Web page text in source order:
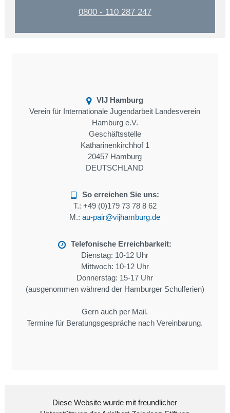
0800 - 110 287 247
VIJ Hamburg
Verein für Internationale Jugendarbeit Landesverein
Hamburg e.V.
Geschäftsstelle
Katharinenkirchhof 1
20457 Hamburg
DEUTSCHLAND
So erreichen Sie uns:
T.: +49 (0)179 73 78 8 62
M.:au-pair@vijhamburg.de
Telefonische Erreichbarkeit:
Dienstag: 10-12 Uhr
Mittwoch: 10-12 Uhr
Donnerstag: 15-17 Uhr
(ausgenommen während der Hamburger Schulferien)
Gern auch per Mail.
Termine für Beratungsgespräche nach Vereinbarung.
Diese Website wurde mit freundlicher